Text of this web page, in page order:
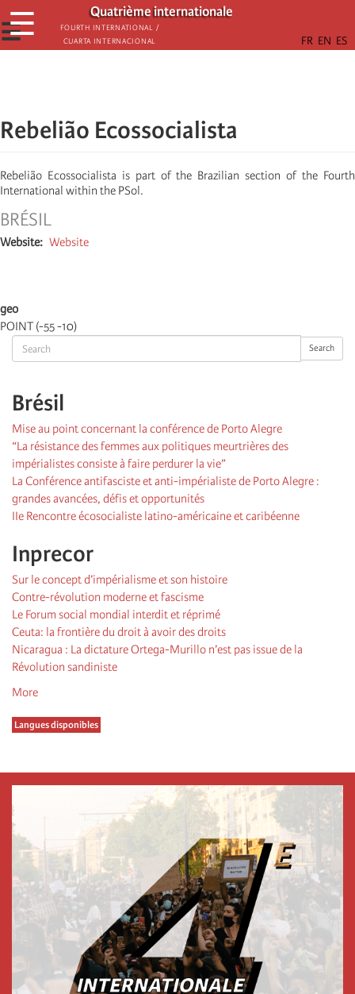
Aller
au
contenu
Quatrième internationale
Fourth International /
Cuarta Internacional
☰
☰
Search Search
Brésil
Mise au point concernant la conférence de Porto Alegre
“La résistance des femmes aux politiques meurtrières des
impérialistes consiste à faire perdurer la vie”
La Conférence antifasciste et anti-impérialiste de Porto Alegre :
grandes avancées, défis et opportunités
IIe Rencontre écosocialiste latino-américaine et caribéenne
Inprecor
Sur le concept d’impérialisme et son histoire
Contre-révolution moderne et fascisme
Le Forum social mondial interdit et réprimé
Ceuta: la frontière du droit à avoir des droits
Nicaragua : La dictature Ortega-Murillo n’est pas issue de la
Révolution sandiniste
More
Langues disponibles
Rebelião Ecossocialista
Rebelião Ecossocialista is part of the Brazilian section of the Fourth
International within the PSol.
BRÉSIL
Website Website
geo
POINT (-55 -10)